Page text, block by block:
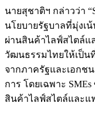
นายสุชาติฯ กล่าวว่า
นโยบายรัฐบาลที่มุ่งเ
ผ่านสินค้าไลฟ์สไตล์
วัฒนธรรมไทยให้เป็น
จากภาครัฐและเอกช
การ โดยเฉพาะ
สินค้าไลฟ์สไตล์และแ